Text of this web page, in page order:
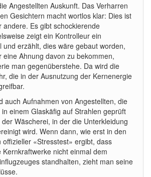
Angestellten Auskunft. Das Verharren
Gesichtern macht wortlos klar: Dies ist
andere. Es gibt schockierende
zeigt ein Kontrolleur ein
und erzählt, dies wäre gebaut worden,
eine Ahnung davon zu bekommen,
man gegenüberstehe. Da wird die
die in der Ausnutzung der Kernenergie
auch Aufnahmen von Angestellten, die
einem Glaskäfig auf Strahlen geprüft
Wäscherei, in der die Unterkleidung
wird. Wenn dann, wie erst in den
offizieller «Stresstest» ergibt, dass
Kernkraftwerke nicht einmal dem
standhalten, zieht man seine